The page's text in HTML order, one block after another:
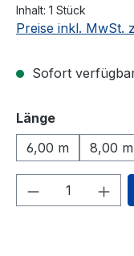
Inhalt: 1 Stück
Preise inkl. MwSt.
Sofort
Längeauswählen
6,00 m
8,00 m
Produkt